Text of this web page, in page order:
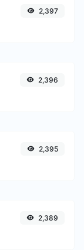
2,397
2,396
2,395
2,389